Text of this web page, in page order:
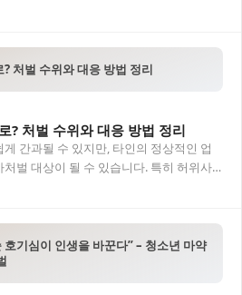
가까이에 있습…
처벌 수위와 대응 방법 정리
? 처벌 수위와 대응 방법 정리
간과될 수 있지만, 타인의 정상적인 업
벌 대상이 될 수 있습니다. 특히 허위사
유도 등…
기심이 인생을 바꾼다” – 청소년 마약